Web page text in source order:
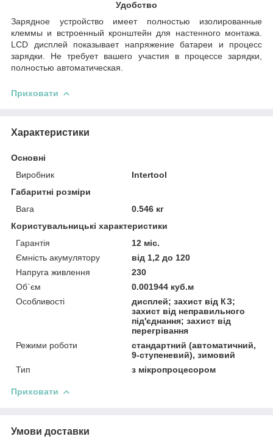
Удобство
Зарядное устройство имеет полностью изолированные
клеммы и встроенный кронштейн для настенного монтажа.
LCD дисплей показывает напряжение батареи и процесс
зарядки. Не требует вашего участия в процессе зарядки,
полностью автоматическая.
Приховати
Характеристики
Основні
Виробник
Intertool
Габаритні розміри
Вага
0.546 кг
Користувальницькі характеристики
Гарантія
12 міс.
Ємність акумулятору
від 1,2 до 120
Напруга живлення
230
Об`єм
0.001944 куб.м
Особливості
дисплей; захист від КЗ;
захист від неправильного
під'єднання; захист від
перегрівання
Режими роботи
стандартний (автоматичний,
9-ступеневий), зимовий
Тип
з мікропроцесором
Приховати
Умови доставки